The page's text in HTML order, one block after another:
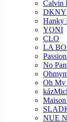
Calvin
DKNY
Hanky
YONI
CLO
LA
No
Oh My
Maison
NUE